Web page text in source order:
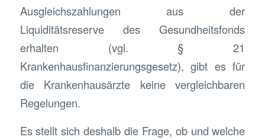
Ausgleichszahlungen aus der
Liquiditätsreserve des Gesundheitsfonds
erhalten (vgl. § 21
Krankenhausfinanzierungsgesetz), gibt es für
die Krankenhausärzte keine vergleichbaren
Regelungen.
Es stellt sich deshalb die Frage, ob und welche